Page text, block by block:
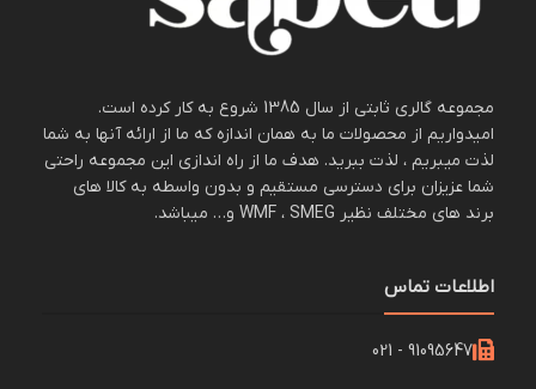
مجموعه گالری ثابتی از سال 1385 شروع به کار کرده است.
امیدواریم از محصولات ما به همان اندازه که ما از ارائه آنها به شما
لذت میبریم ، لذت ببرید. هدف ما از راه اندازی این مجموعه راحتی
شما عزیزان برای دسترسی مستقیم و بدون واسطه به کالا های
برند های مختلف نظیر WMF ، SMEG و… میباشد.
اطلاعات تماس
91095647 - 021